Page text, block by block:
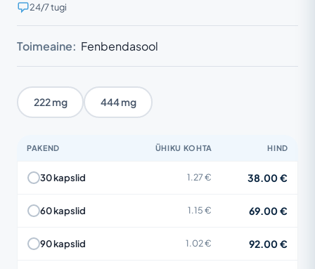
24/7 tugi
Toimeaine: Fenbendasool
222 mg 444 mg
PAKEND ÜHIKU KOHTA HIND
30 kapslid 1.27 € 38.00 €
60 kapslid 1.15 € 69.00 €
90 kapslid 1.02 € 92.00 €